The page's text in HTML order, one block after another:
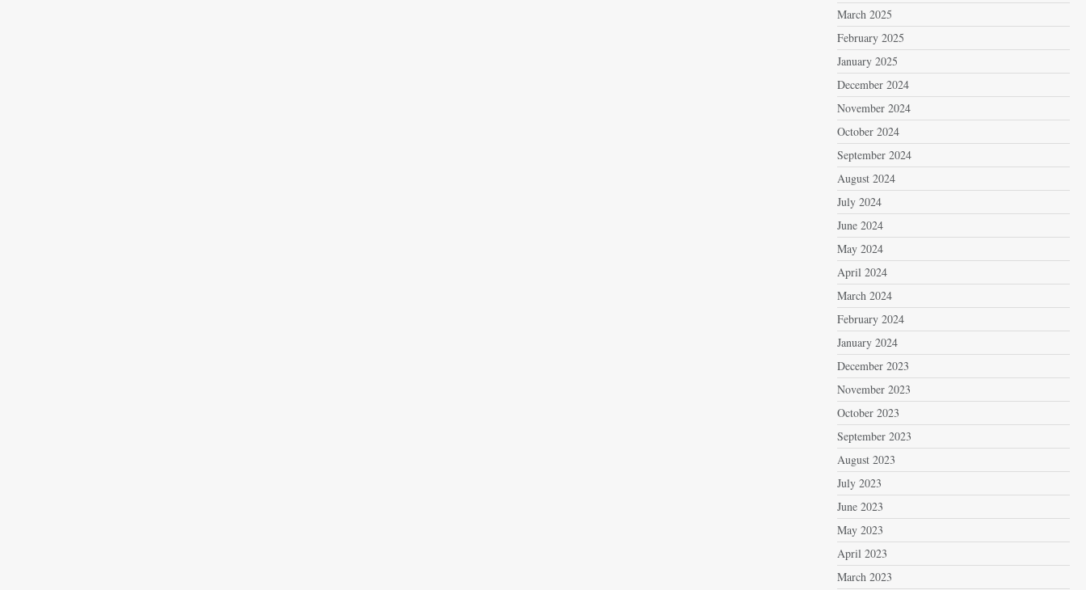
March 2025
February 2025
January 2025
December 2024
November 2024
October 2024
September 2024
August 2024
July 2024
June 2024
May 2024
April 2024
March 2024
February 2024
January 2024
December 2023
November 2023
October 2023
September 2023
August 2023
July 2023
June 2023
May 2023
April 2023
March 2023